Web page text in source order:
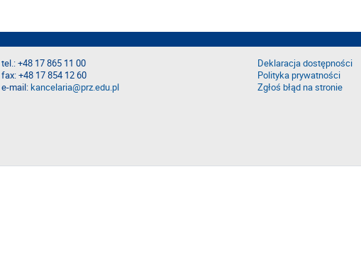
tel.: +48 17 865 11 00
fax: +48 17 854 12 60
e-mail:kancelaria@prz.edu.pl
Deklaracja dostępności
Polityka prywatności
Zgłoś błąd na stronie